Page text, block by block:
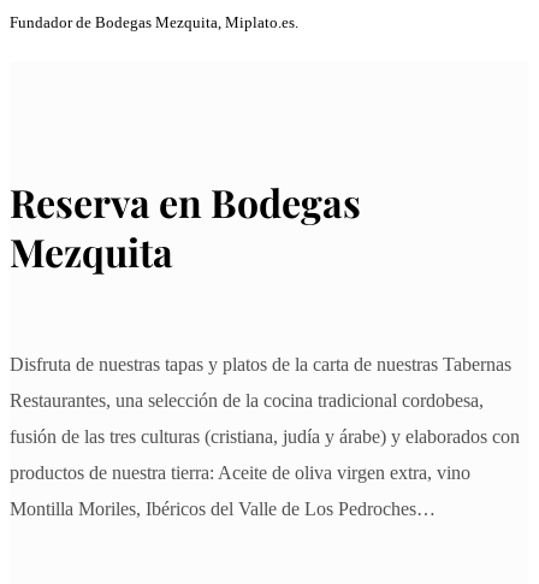
Fundador de Bodegas Mezquita, Miplato.es.
Reserva en Bodegas
Mezquita
Disfruta de nuestras tapas y platos de la carta de nuestras Tabernas
Restaurantes, una selección de la cocina tradicional cordobesa,
fusión de las tres culturas (cristiana, judía y árabe) y elaborados con
productos de nuestra tierra: Aceite de oliva virgen extra, vino
Montilla Moriles, Ibéricos del Valle de Los Pedroches…